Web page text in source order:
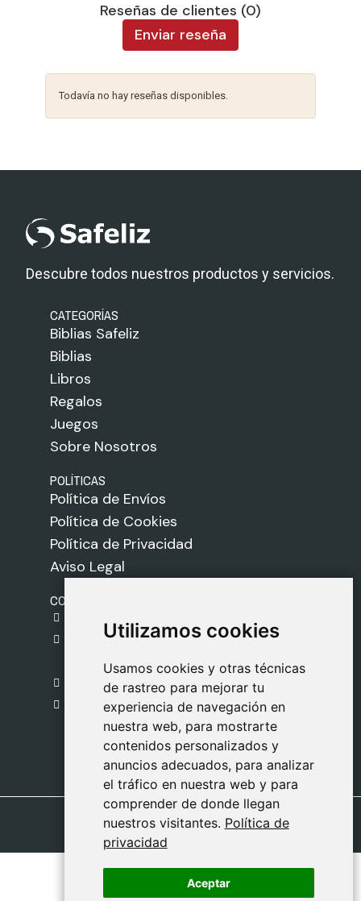
Utilizamos cookies
Usamos cookies y otras técnicas
de rastreo para mejorar tu
experiencia de navegación en
nuestra web, para mostrarte
contenidos personalizados y
anuncios adecuados, para analizar
el tráfico en nuestra web y para
comprender de donde llegan
nuestros visitantes. Política de
privacidad
Aceptar
Utilizamos cookies
Usamos cookies y otras técnicas
de rastreo para mejorar tu
experiencia de navegación en
nuestra web, para mostrarte
contenidos personalizados y
anuncios adecuados, para analizar
el tráfico en nuestra web y para
comprender de donde llegan
nuestros visitantes. Política de
privacidad
Aceptar
Reseñas de clientes (0)
Enviar reseña
Todavía no hay reseñas disponibles.
Descubre todos nuestros productos y servicios.
CATEGORÍAS
Biblias Safeliz
Biblias
Libros
Regalos
Juegos
Sobre Nosotros
POLÍTICAS
Política de Envíos
Política de Cookies
Política de Privacidad
Aviso Legal
CONTACTO
C. del Pradillo, 6, 28770 Colmenar Viejo,
Madrid
918 459 877
Lunes a Viernes
09:00 - 13:00